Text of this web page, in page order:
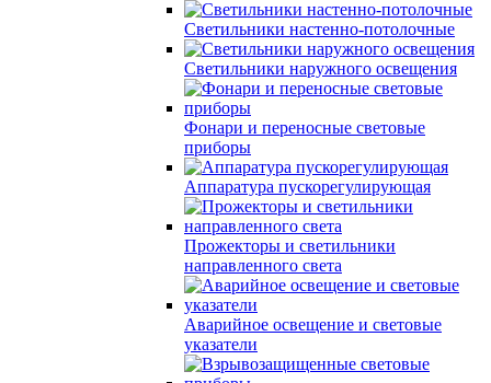
Светильники настенно-потолочные
Светильники наружного освещения
Фонари и переносные световые
приборы
Аппаратура пускорегулирующая
Прожекторы и светильники
направленного света
Аварийное освещение и световые
указатели